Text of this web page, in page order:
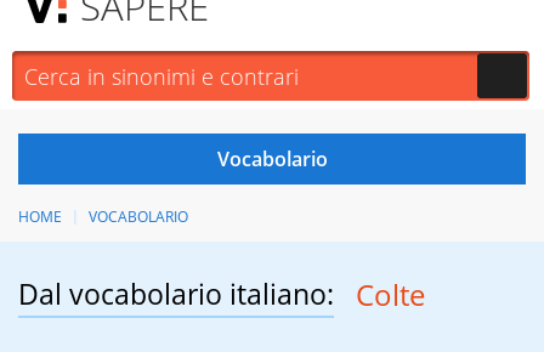
HOME VOCABOLARIO
Dal vocabolario italiano: Colte